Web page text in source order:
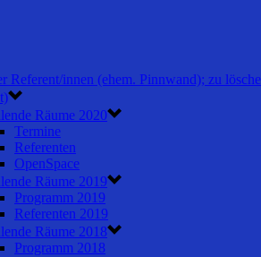
Referent/innen (ehem. Pinnwand); zu
Räume 2020
Termine
Referenten
OpenSpace
Räume 2019
Programm 2019
Referenten 2019
Räume 2018
Programm 2018